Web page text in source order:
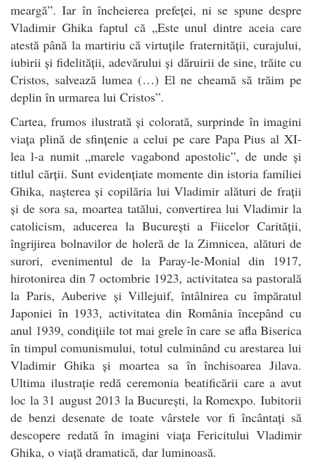
meargă”. Iar în încheierea prefeței, ni se spune despre
Vladimir Ghika faptul că „Este unul dintre aceia care
atestă până la martiriu că virtuțile fraternității, curajului,
iubirii și fidelității, adevărului și dăruirii de sine, trăite cu
Cristos, salvează lumea (…) El ne cheamă să trăim pe
deplin în urmarea lui Cristos”.
Cartea, frumos ilustrată și colorată, surprinde în imagini
viața plină de sfințenie a celui pe care Papa Pius al XI-
lea l-a numit „marele vagabond apostolic”, de unde și
titlul cărții. Sunt evidențiate momente din istoria familiei
Ghika, nașterea și copilăria lui Vladimir alături de frații
și de sora sa, moartea tatălui, convertirea lui Vladimir la
catolicism, aducerea la București a Fiicelor Carității,
îngrijirea bolnavilor de holeră de la Zimnicea, alături de
surori, evenimentul de la Paray-le-Monial din 1917,
hirotonirea din 7 octombrie 1923, activitatea sa pastorală
la Paris, Auberive și Villejuif, întâlnirea cu împăratul
Japoniei în 1933, activitatea din România începând cu
anul 1939, condițiile tot mai grele în care se afla Biserica
în timpul comunismului, totul culminând cu arestarea lui
Vladimir Ghika și moartea sa în închisoarea Jilava.
Ultima ilustrație redă ceremonia beatificării care a avut
loc la 31 august 2013 la București, la Romexpo. Iubitorii
de benzi desenate de toate vârstele vor fi încântați să
descopere redată în imagini viața Fericitului Vladimir
Ghika, o viață dramatică, dar luminoasă.